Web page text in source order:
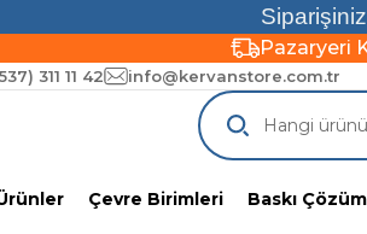
Pazaryeri
311 11 42 info@kervanstore.com.tr
Çevre Birimleri Baskı